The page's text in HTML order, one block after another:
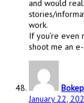
and would
stories/
work.
If you’re
shoot me an
January 22,